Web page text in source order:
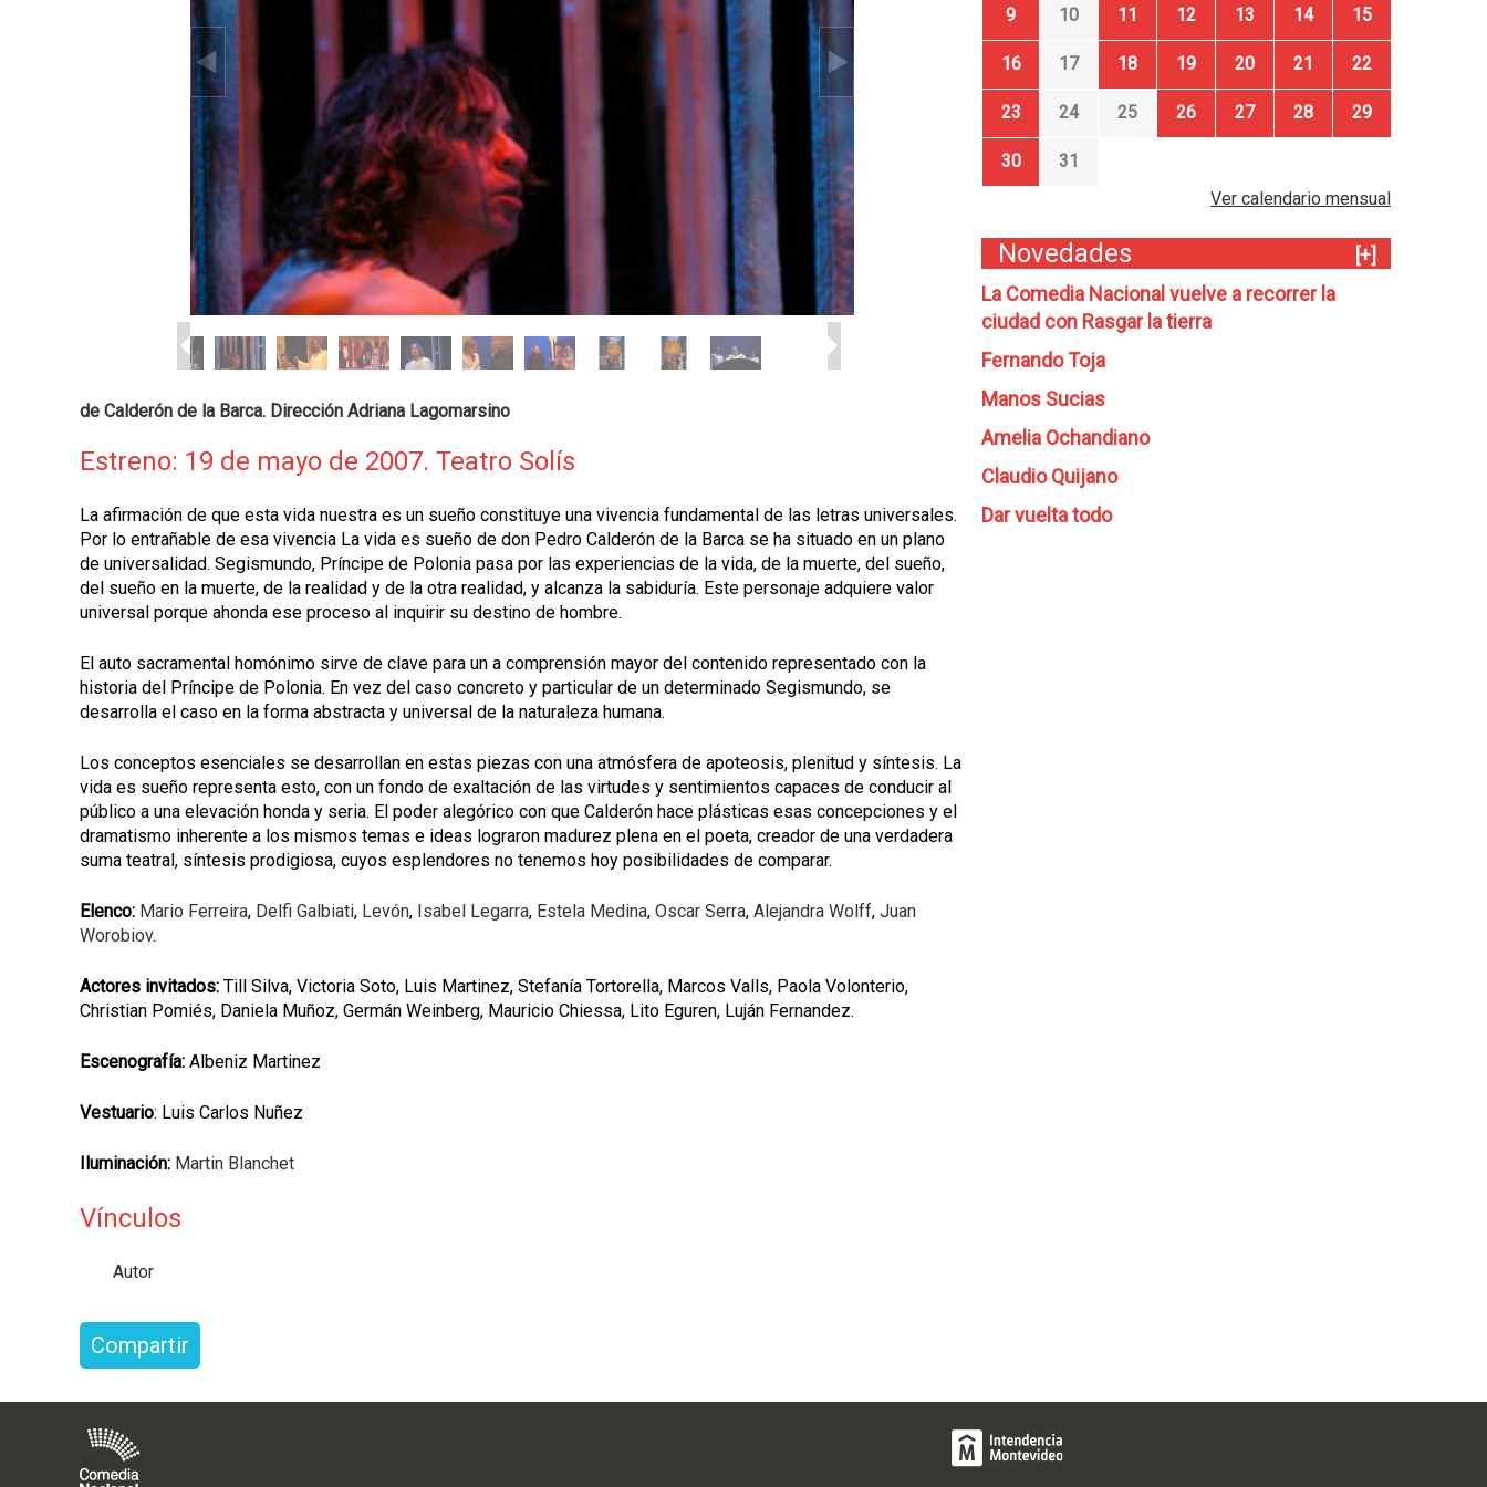
de Calderón de la Barca. Dirección Adriana Lagomarsino
Estreno: 19 de mayo de 2007. Teatro Solís
La afirmación de que esta vida nuestra es un sueño constituye una vivencia fundamental de las letras universales.
Por lo entrañable de esa vivencia La vida es sueño de don Pedro Calderón de la Barca se ha situado en un plano
de universalidad. Segismundo, Príncipe de Polonia pasa por las experiencias de la vida, de la muerte, del sueño,
del sueño en la muerte, de la realidad y de la otra realidad, y alcanza la sabiduría. Este personaje adquiere valor
universal porque ahonda ese proceso al inquirir su destino de hombre.
El auto sacramental homónimo sirve de clave para un a comprensión mayor del contenido representado con la
historia del Príncipe de Polonia. En vez del caso concreto y particular de un determinado Segismundo, se
desarrolla el caso en la forma abstracta y universal de la naturaleza humana.
Los conceptos esenciales se desarrollan en estas piezas con una atmósfera de apoteosis, plenitud y síntesis. La
vida es sueño representa esto, con un fondo de exaltación de las virtudes y sentimientos capaces de conducir al
público a una elevación honda y seria. El poder alegórico con que Calderón hace plásticas esas concepciones y el
dramatismo inherente a los mismos temas e ideas lograron madurez plena en el poeta, creador de una verdadera
suma teatral, síntesis prodigiosa, cuyos esplendores no tenemos hoy posibilidades de comparar.
Elenco: Mario Ferreira, Delfi Galbiati, Levón, Isabel Legarra, Estela Medina, Oscar Serra, Alejandra Wolff, Juan
Worobiov.
Actores invitados: Till Silva, Victoria Soto, Luis Martinez, Stefanía Tortorella, Marcos Valls, Paola Volonterio,
Christian Pomiés, Daniela Muñoz, Germán Weinberg, Mauricio Chiessa, Lito Eguren, Luján Fernandez.
Escenografía: Albeniz Martinez
Vestuario: Luis Carlos Nuñez
Iluminación: Martin Blanchet
Vínculos
Autor
Compartir
9 10 11 12 13 14 15
16 17 18 19 20 21 22
23 24 25 26 27 28 29
30
31
Ver calendario mensual
Novedades
[+]
La Comedia Nacional vuelve a recorrer la
ciudad con Rasgar la tierra
Fernando Toja
Manos Sucias
Amelia Ochandiano
Claudio Quijano
Dar vuelta todo